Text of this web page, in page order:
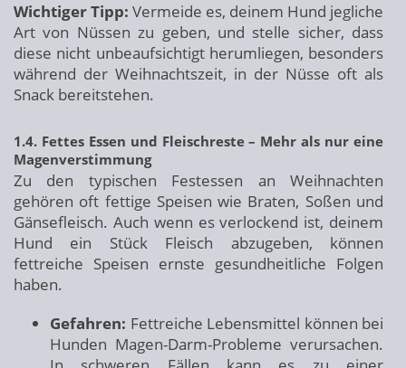
Wichtiger Tipp: Vermeide es, deinem Hund jegliche
Art von Nüssen zu geben, und stelle sicher, dass
diese nicht unbeaufsichtigt herumliegen, besonders
während der Weihnachtszeit, in der Nüsse oft als
Snack bereitstehen.
1.4. Fettes Essen und Fleischreste – Mehr als nur eine
Magenverstimmung
Zu den typischen Festessen an Weihnachten
gehören oft fettige Speisen wie Braten, Soßen und
Gänsefleisch. Auch wenn es verlockend ist, deinem
Hund ein Stück Fleisch abzugeben, können
fettreiche Speisen ernste gesundheitliche Folgen
haben.
Gefahren: Fettreiche Lebensmittel können bei
Hunden Magen-Darm-Probleme verursachen.